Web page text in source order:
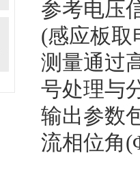
参考电压
(感应板取
测量通过
号处理与
输出参数
流相位角